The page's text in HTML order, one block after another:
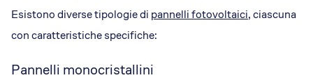
Esistono diverse tipologie di pannelli fotovoltaici, ciascuna
con caratteristiche specifiche:
Pannelli monocristallini